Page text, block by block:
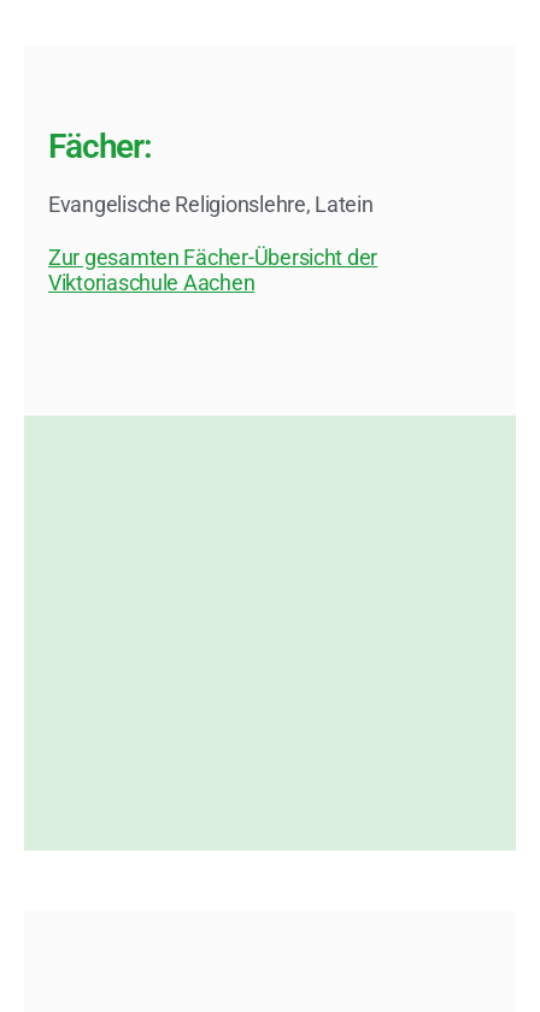
Fächer:
Evangelische Religionslehre, Latein
Zur gesamten Fächer-Übersicht der
Viktoriaschule Aachen